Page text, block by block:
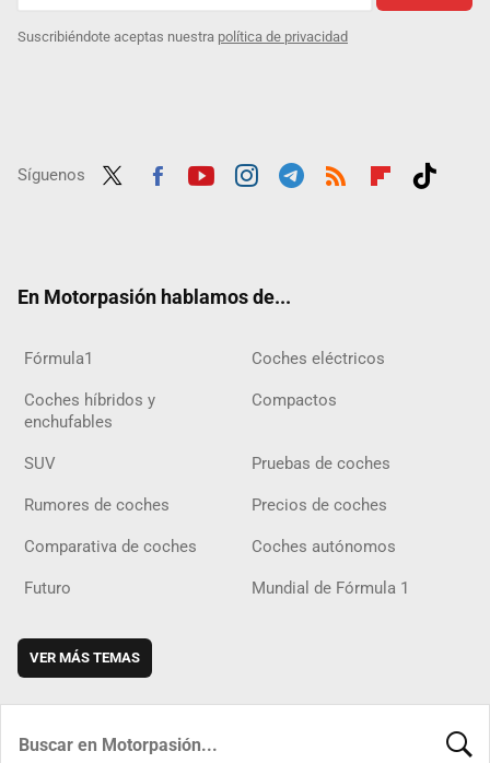
Suscribiéndote aceptas nuestra política de privacidad
Síguenos
En Motorpasión hablamos de...
Fórmula1 Coches eléctricos
Coches híbridos y
enchufables
Compactos
SUV Pruebas de coches
Rumores de coches Precios de coches
Comparativa de coches Coches autónomos
Futuro Mundial de Fórmula 1
VER MÁS TEMAS